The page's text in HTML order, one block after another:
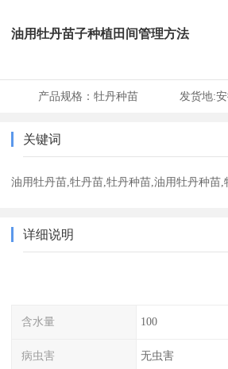
油用牡丹苗子种植田间管理方法
产品规格： 牡丹种苗 发货地:
关键词
油用牡丹苗,牡丹苗,牡丹种苗,油用牡丹种苗,
详细说明
含水量 100
病虫害 无虫害